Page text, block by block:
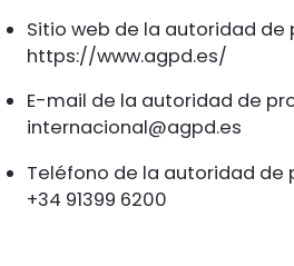
Sitio web de la autoridad
https://www.agpd.es/
E-mail de la autoridad de
internacional@agpd.es
Teléfono de la autoridad de
+34 91399 6200